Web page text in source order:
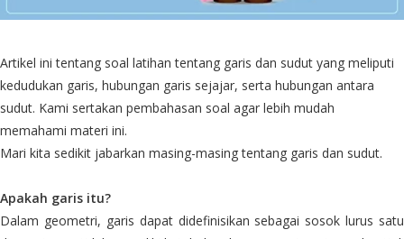
Artikel ini tentang soal latihan tentang garis dan sudut yang meliputi
kedudukan garis, hubungan garis sejajar, serta hubungan antara
sudut. Kami sertakan pembahasan soal agar lebih mudah
memahami materi ini.
Mari kita sedikit jabarkan masing-masing tentang garis dan sudut.
Apakah garis itu?
Dalam geometri, garis dapat didefinisikan sebagai sosok lurus satu